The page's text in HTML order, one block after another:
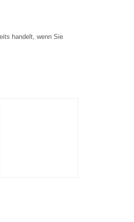
handelt, wenn Sie